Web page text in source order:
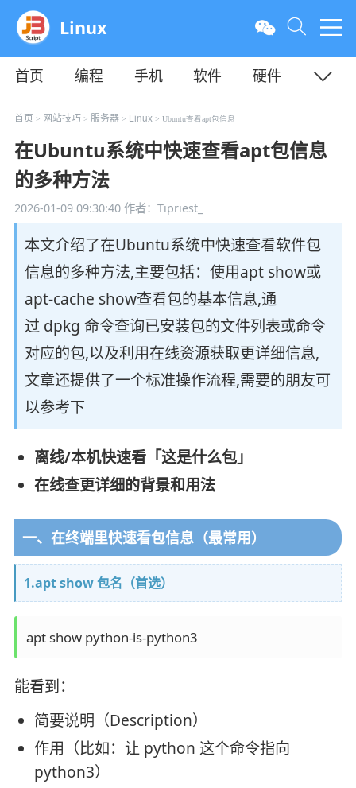
Linux
首页 编程 手机 软件
硬件
教程
平面 服务器
首页 > 网站技巧 > 服务器> Linux> Ubuntu查看apt包信息
在Ubuntu系统中快速查看apt包信息
的多种方法
2026-01-09 09:30:40作者：Tipriest_
本文介绍了在Ubuntu系统中快速查看软件包
信息的多种方法,主要包括：使用apt show或
apt-cache show查看包的基本信息,通
过 dpkg 命令查询已安装包的文件列表或命令
对应的包,以及利用在线资源获取更详细信息,
文章还提供了一个标准操作流程,需要的朋友可
以参考下
离线/本机快速看「这是什么包」
在线查更详细的背景和用法
一、在终端里快速看包信息（最常用）
1.apt show 包名（首选）
能看到：
简要说明（Description）
作用（比如：让 python 这个命令指向
python3）